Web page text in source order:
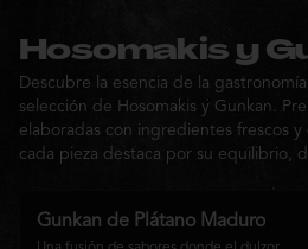
Hosomakis y
Descubre la esencia de la
selección de Hosomakis y Gunkan.
elaboradas con ingredientes frescos
cada pieza destaca por su equilibrio,
Gunkan de Plátano Maduro